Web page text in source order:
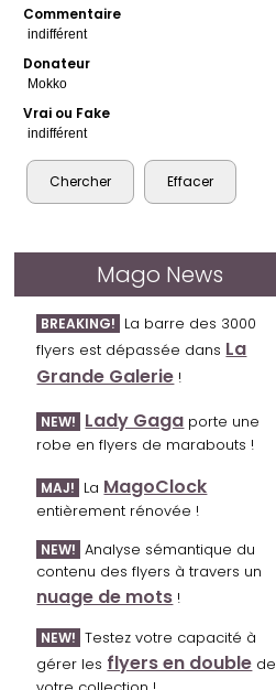
Commentaire
Donateur
Vrai ou Fake
Mago News
BREAKING! La barre des 3000
flyers est dépassée dans La
Grande Galerie !
NEW! Lady Gaga porte une
robe en flyers de marabouts !
MAJ! La MagoClock
entièrement rénovée !
NEW! Analyse sémantique du
contenu des flyers à travers un
nuage de mots !
NEW! Testez votre capacité à
gérer les flyers en double de